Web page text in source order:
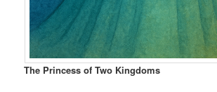
The Princess of Two Kingdoms